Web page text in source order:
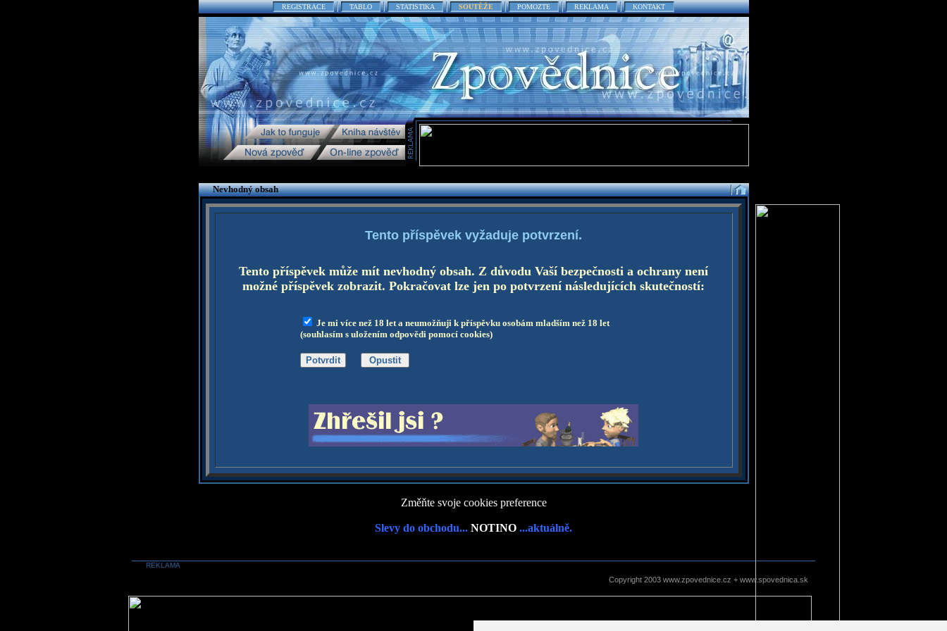
REGISTRACE TABLO STATISTIKA SOUTĚŽE POMOZTE REKLAMA KONTAKT
Nevhodný obsah
Tento příspěvek vyžaduje potvrzení.
Tento příspěvek může mít nevhodný obsah. Z důvodu Vaší bezpečnosti a ochrany není
možné příspěvek zobrazit. Pokračovat lze jen po potvrzení následujících skutečností:
Je mi více než 18 let a neumožňuji k příspěvku osobám mladším než 18 let
(souhlasím s uložením odpovědi pomocí cookies)
Změňte svoje cookies preference
Slevy do obchodu... NOTINO ...aktuálně.
REKLAMA
Copyright 2003 www.zpovednice.cz + www.spovednica.sk